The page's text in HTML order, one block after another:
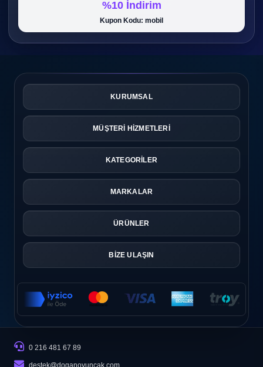
%10 İndirim
Kupon Kodu: mobil
KURUMSAL
MÜŞTERİ HİZMETLERİ
KATEGORİLER
MARKALAR
ÜRÜNLER
BİZE ULAŞIN
0 216 481 67 89
destek@doganoyuncak.com